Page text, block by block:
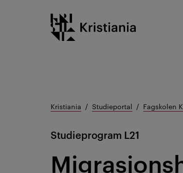
Kristiania logo
Kristiania Studieportal Fagskolen
Studieprogram L21